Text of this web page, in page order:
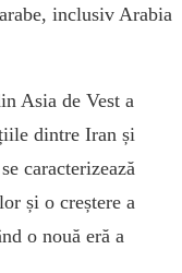
inclusiv Arabia
Asia de Vest a
dintre Iran și
caracterizează
și o creștere a
o nouă eră a